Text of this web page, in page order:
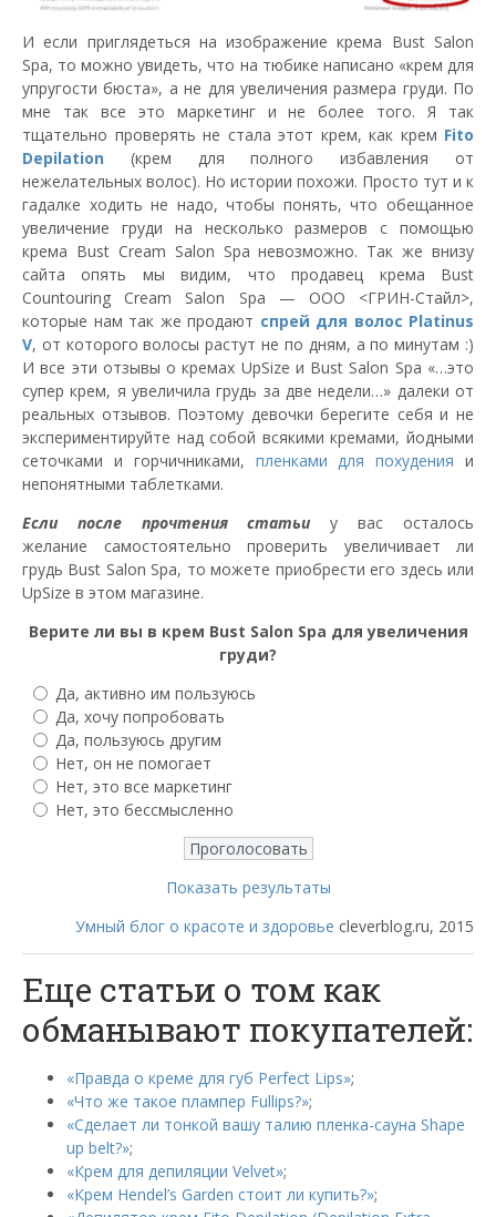
И если приглядеться на изображение крема Bust Salon
Spa, то можно увидеть, что на тюбике написано «крем для
упругости бюста», а не для увеличения размера груди. По
мне так все это маркетинг и не более того. Я так
тщательно проверять не стала этот крем, как крем Fito
Depilation (крем для полного избавления от
нежелательных волос). Но истории похожи. Просто тут и к
гадалке ходить не надо, чтобы понять, что обещанное
увеличение груди на несколько размеров с помощью
крема Bust Cream Salon Spa невозможно. Так же внизу
сайта опять мы видим, что продавец крема Bust
Countouring Cream Salon Spa — ООО <ГРИН-Стайл>,
которые нам так же продают спрей для волос Platinus
V, от которого волосы растут не по дням, а по минутам :)
И все эти отзывы о кремах UpSize и Bust Salon Spa «…это
супер крем, я увеличила грудь за две недели…» далеки от
реальных отзывов. Поэтому девочки берегите себя и не
экспериментируйте над собой всякими кремами, йодными
сеточками и горчичниками, пленками для похудения и
непонятными таблетками.
Если после прочтения статьи у вас осталось
желание самостоятельно проверить увеличивает ли
грудь Bust Salon Spa, то можете приобрести его здесь или
UpSize в этом магазине.
Верите ли вы в крем Bust Salon Spа для увеличения
груди?
Да, активно им пользуюсь
Да, хочу попробовать
Да, пользуюсь другим
Нет, он не помогает
Нет, это все маркетинг
Нет, это бессмысленно
Показать результаты
Умный блог о красоте и здоровье cleverblog.ru, 2015
Еще статьи о том как
обманывают покупателей:
«Правда о креме для губ Perfect Lips»;
«Что же такое плампер Fullips?»;
«Сделает ли тонкой вашу талию пленка-сауна Shape
up belt?»;
«Крем для депиляции Velvet»;
«Крем Hendel’s Garden стоит ли купить?»;